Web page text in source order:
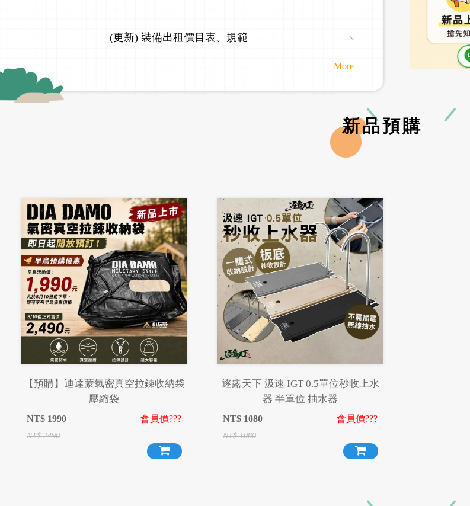
(更新) 裝備出租價目表、規範
More
新品預購
【預購】迪達蒙氣密真空拉鍊收納袋
壓縮袋
NT$ 1990
NT$2490
會員價???
逐露天下 汲速 IGT 0.5單位秒收上水
器 半單位 抽水器
NT$ 1080
NT$1080
會員價???